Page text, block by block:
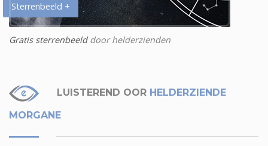
Sterrenbeeld +
Gratis sterrenbeelddoor helderzienden
LUISTEREND OOR HELDERZIENDE
MORGANE